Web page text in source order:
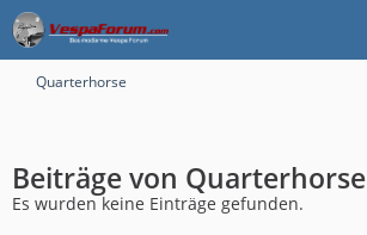
Quarterhorse
Beiträge von Quarterhorse
Es wurden keine Einträge gefunden.